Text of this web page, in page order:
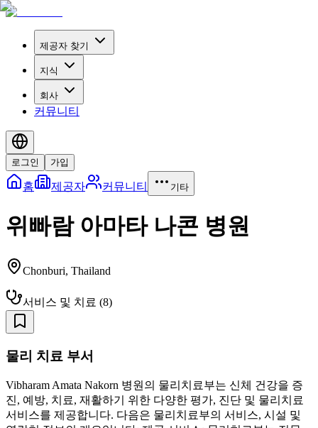
제공자 찾기
지식
회사
커뮤니티
로그인 가입
홈 제공자 커뮤니티 기타
위빠람 아마타 나콘 병원
Chonburi, Thailand
서비스 및 치료 (8)
물리 치료 부서
Vibharam Amata Nakorn 병원의 물리치료부는 신체 건강을 증
진, 예방, 치료, 재활하기 위한 다양한 평가, 진단 및 물리치료
서비스를 제공합니다. 다음은 물리치료부의 서비스, 시설 및